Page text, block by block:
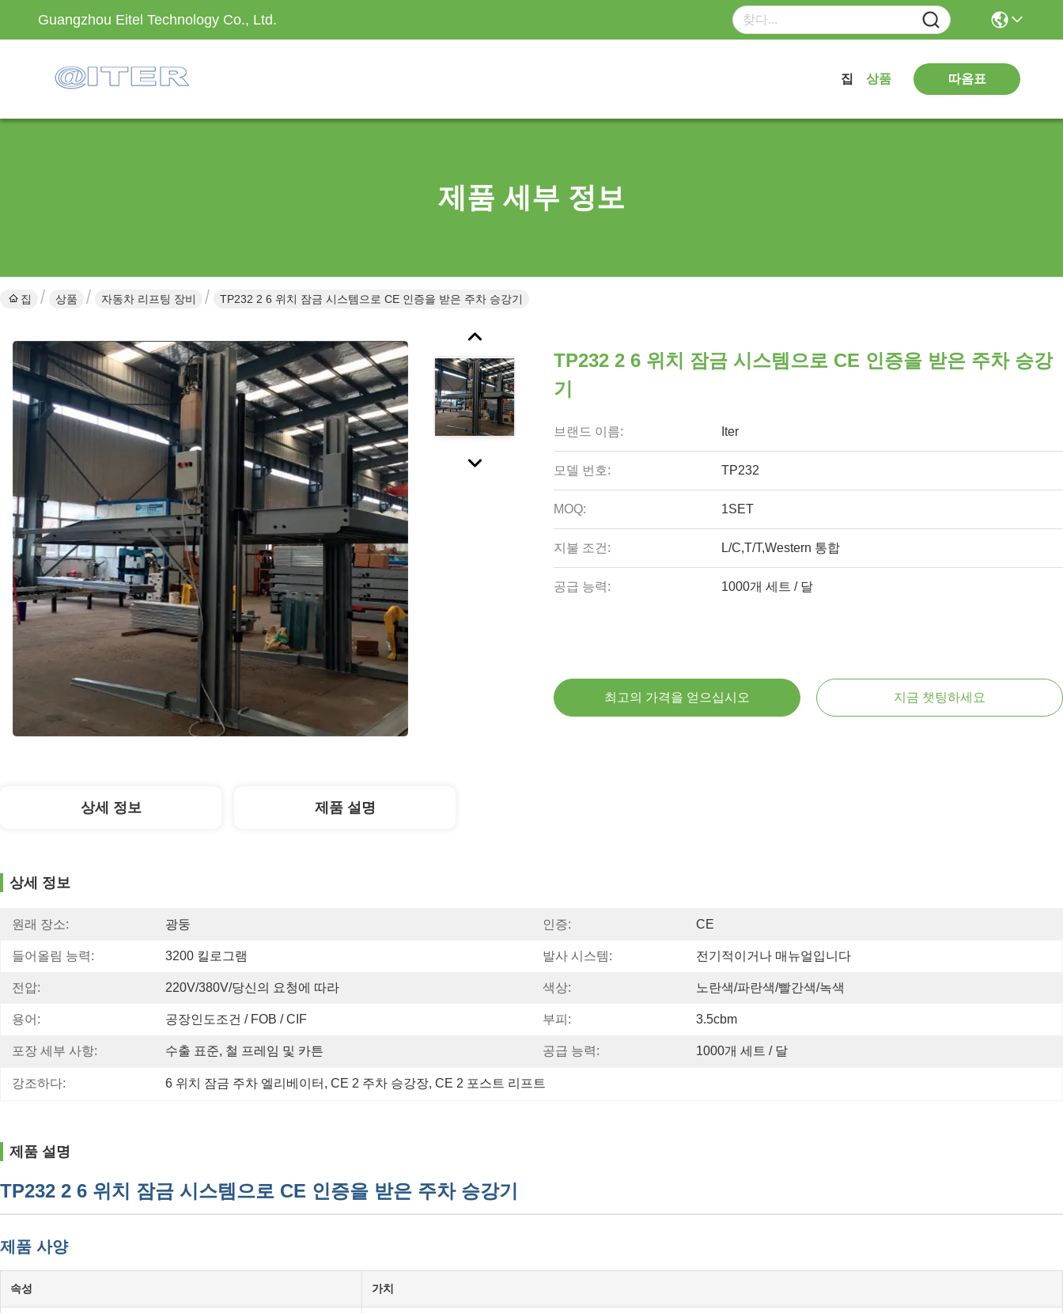
Guangzhou Eitel Technology Co., Ltd.
집 상품 따옴표
제품 세부 정보
집 상품 자동차 리프팅 장비 TP232 2 6 위치 잠금 시스템으로 CE 인증을 받은 주차 승강기
TP232 2 6 위치 잠금 시스템으로 CE 인증을 받은 주차 승강
기
브랜드 이름: Iter
모델 번호: TP232
MOQ: 1SET
지불 조건: L/C,T/T,Western 통합
공급 능력: 1000개 세트 / 달
최고의 가격을 얻으십시오 지금 챗팅하세요
상세 정보 제품 설명
상세 정보
원래 장소: 광둥 인증: CE
들어올림 능력: 3200 킬로그램 발사 시스템: 전기적이거나 매뉴얼입니다
전압: 220V/380V/당신의 요청에 따라 색상: 노란색/파란색/빨간색/녹색
용어: 공장인도조건 / FOB / CIF 부피: 3.5cbm
포장 세부 사항: 수출 표준, 철 프레임 및 카튼 공급 능력: 1000개 세트 / 달
강조하다: 6 위치 잠금 주차 엘리베이터 , CE 2 주차 승강장, CE 2 포스트 리프트
제품 설명
TP232 2 6 위치 잠금 시스템으로 CE 인증을 받은 주차 승강기
제품 사양
속성 가치